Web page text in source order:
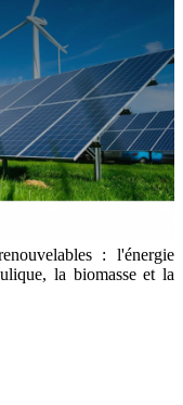
: l'énergie
la biomasse et la